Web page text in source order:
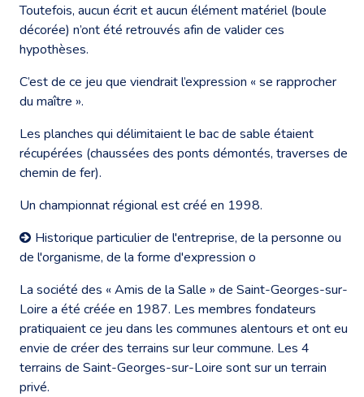
Toutefois, aucun écrit et aucun élément matériel (boule
décorée) n’ont été retrouvés afin de valider ces
hypothèses.
C’est de ce jeu que viendrait l’expression « se rapprocher
du maître ».
Les planches qui délimitaient le bac de sable étaient
récupérées (chaussées des ponts démontés, traverses de
chemin de fer).
Un championnat régional est créé en 1998.
Historique particulier de l'entreprise, de la personne ou
de l'organisme, de la forme d'expression o
La société des « Amis de la Salle » de Saint-Georges-sur-
Loire a été créée en 1987. Les membres fondateurs
pratiquaient ce jeu dans les communes alentours et ont eu
envie de créer des terrains sur leur commune. Les 4
terrains de Saint-Georges-sur-Loire sont sur un terrain
privé.